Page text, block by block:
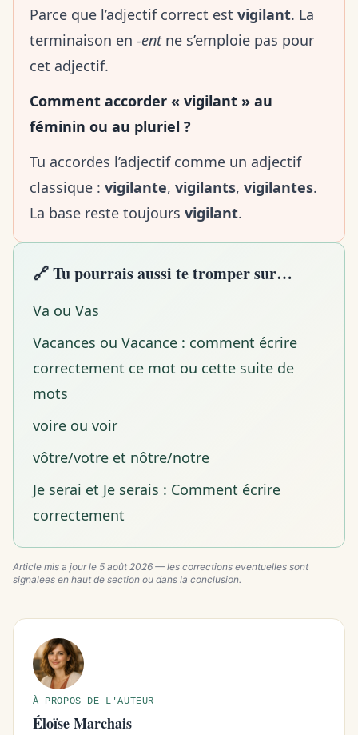
Parce que l’adjectif correct est vigilant. La
terminaison en -entne s’emploie pas pour
cet adjectif.
Comment accorder « vigilant » au
féminin ou au pluriel ?
Tu accordes l’adjectif comme un adjectif
classique : vigilante, vigilants, vigilantes.
La base reste toujours vigilant.
🔗 Tu pourrais aussi te tromper sur…
Va ou Vas
Vacances ou Vacance : comment écrire
correctement ce mot ou cette suite de
mots
voire ou voir
vôtre/votre et nôtre/notre
Je serai et Je serais : Comment écrire
correctement
Article mis a jour le 5 août 2026 — les corrections eventuelles sont
signalees en haut de section ou dans la conclusion.
À PROPOS DE L'AUTEUR
Éloïse Marchais